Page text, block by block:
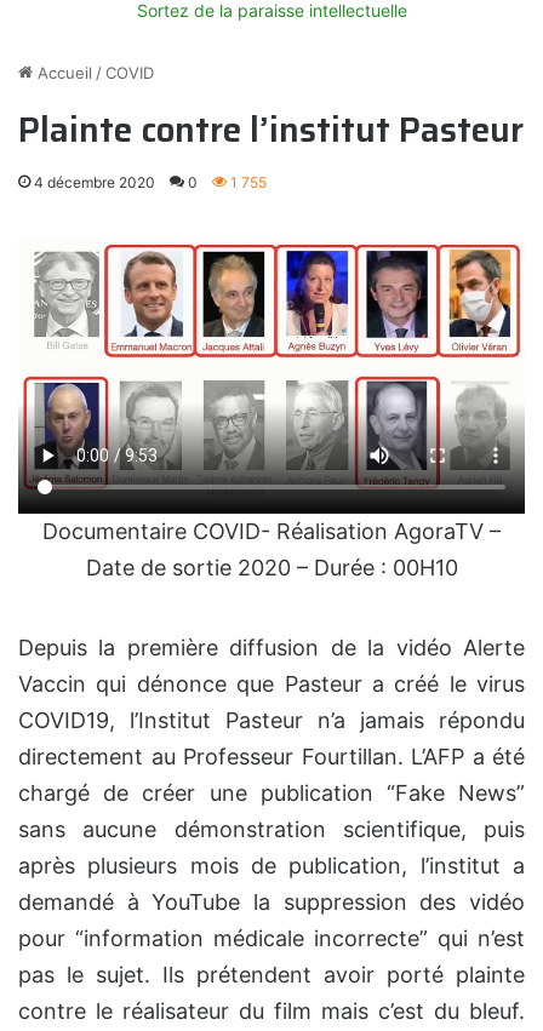
Sortez de la paraisse intellectuelle
Accueil /COVID
Plainte contre l’institut Pasteur
4 décembre 2020 0 1 755
Documentaire COVID- Réalisation AgoraTV –
Date de sortie 2020 – Durée : 00H10
Depuis la première diffusion de la vidéo Alerte
Vaccin qui dénonce que Pasteur a créé le virus
COVID19, l’Institut Pasteur n’a jamais répondu
directement au Professeur Fourtillan. L’AFP a été
chargé de créer une publication “Fake News”
sans aucune démonstration scientifique, puis
après plusieurs mois de publication, l’institut a
demandé à YouTube la suppression des vidéo
pour “information médicale incorrecte” qui n’est
pas le sujet. Ils prétendent avoir porté plainte
contre le réalisateur du film mais c’est du bleuf.